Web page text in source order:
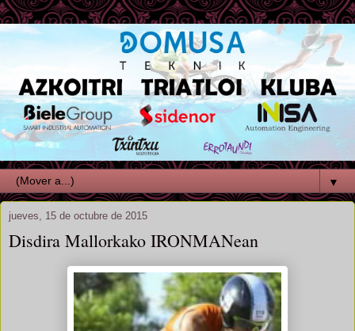
▼
jueves, 15 de octubre de 2015
Disdira Mallorkako IRONMANean